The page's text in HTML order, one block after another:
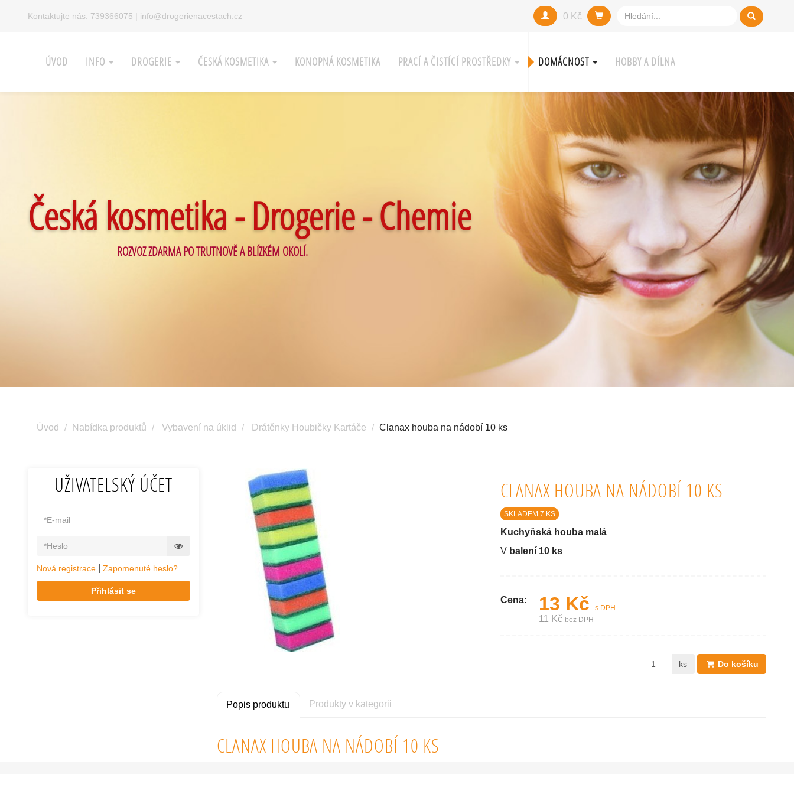
Kontaktujte nás: 739366075 | info@drogerienacestach.cz 0 Kč
ÚVOD INFO DROGERIE ČESKÁ KOSMETIKA KONOPNÁ KOSMETIKA PRACÍ A ČISTÍCÍ PROSTŘEDKY DOMÁCNOST HOBBY A DÍLNA
Česká kosmetika - Drogerie - Chemie
ROZVOZ ZDARMA PO TRUTNOVĚ A BLÍZKÉM OKOLÍ.
Úvod Nabídka produktů Vybavení na úklid Drátěnky Houbičky Kartáče Clanax houba na nádobí 10 ks
UŽIVATELSKÝ ÚČET
Nová registrace Zapomenuté heslo?
Přihlásit se
CLANAX HOUBA NA NÁDOBÍ 10 KS
SKLADEM 7 KS
Kuchyňská houba malá
V balení 10 ks
Cena: 13 Kč s DPH
11 Kč bez DPH
ks Do košíku
Popis produktu Produkty v kategorii
CLANAX HOUBA NA NÁDOBÍ 10 KS